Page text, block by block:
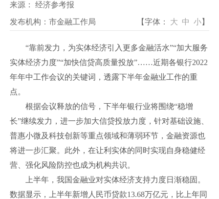
来源： 经济参考报
发布机构： 市金融工作局 【字体： 大 中 小】
“靠前发力，为实体经济引入更多金融活水”“加大服务
实体经济力度”“加快信贷高质量投放”……近期各银行2022
年年中工作会议的关键词，透露下半年金融业工作的重
点。
根据会议释放的信号，下半年银行业将围绕“稳增
长”继续发力，进一步加大信贷投放力度，针对基础设施、
普惠小微及科技创新等重点领域和薄弱环节，金融资源也
将进一步汇聚。此外，在让利实体的同时实现自身稳健经
营、强化风险防控也成为机构共识。
上半年，我国金融业对实体经济支持力度日渐稳固。
数据显示，上半年新增人民币贷款13.68万亿元，比上年同